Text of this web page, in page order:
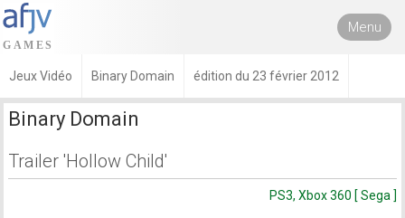
Menu
Jeux Vidéo Binary Domain édition du 23 février 2012
Binary Domain
Trailer 'Hollow Child'
PS3, Xbox 360 [ Sega ]